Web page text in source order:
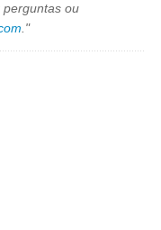
perguntas ou
."